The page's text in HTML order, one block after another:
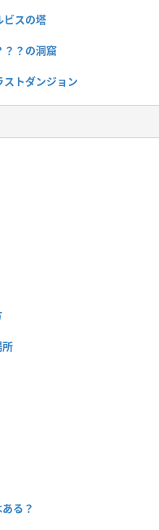
ビスの塔
？？の洞窟
ストダンジョン
所
る？